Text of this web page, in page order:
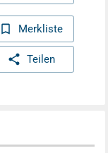
Merkliste
Teilen